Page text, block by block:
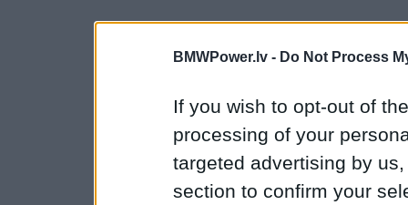
BMWPower.lv - Do Not Process
If you wish to opt-out of
processing of your
targeted advertising by
section to confirm your